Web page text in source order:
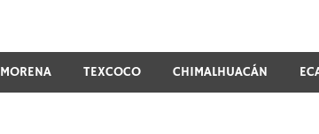
MORENA TEXCOCO CHIMALHUACÁN